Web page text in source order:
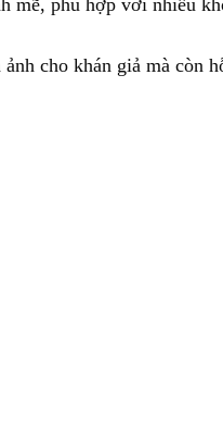
cho khán giả mà còn